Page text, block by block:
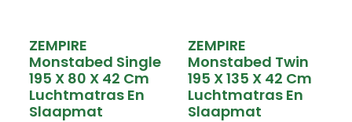
ZEMPIRE
Monstabed Single
195 X 80 X 42 Cm
Luchtmatras En
Slaapmat
ZEMPIRE
Monstabed Twin
195 X 135 X 42 Cm
Luchtmatras En
Slaapmat